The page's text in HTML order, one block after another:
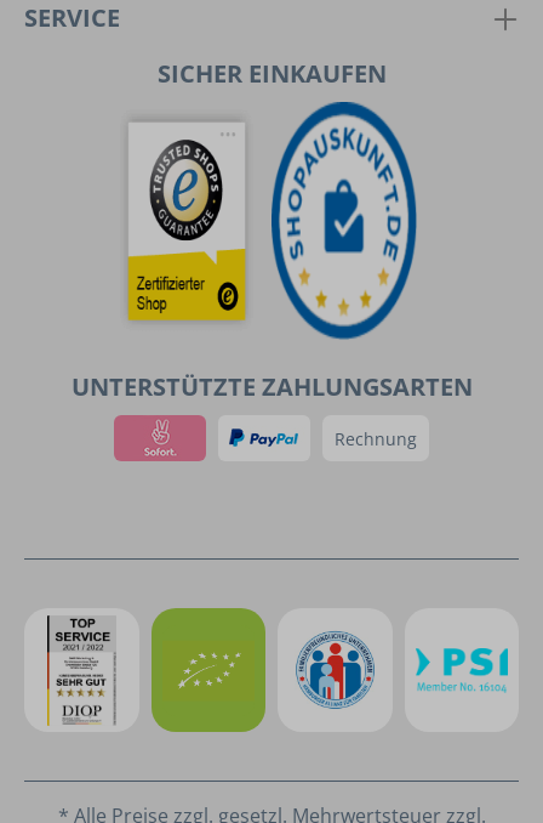
SERVICE
SICHER EINKAUFEN
UNTERSTÜTZTE ZAHLUNGSARTEN
Rechnung
* Alle Preise zzgl. gesetzl. Mehrwertsteuer zzgl.